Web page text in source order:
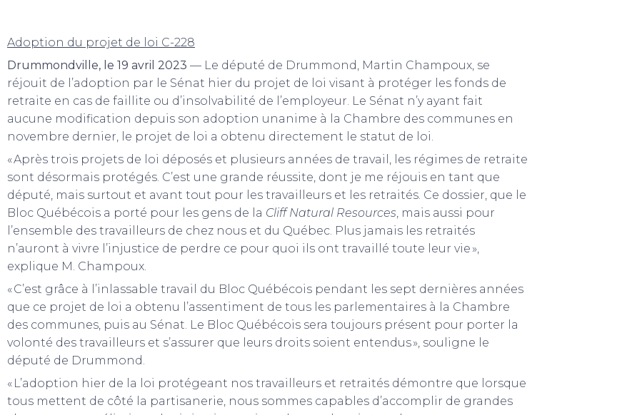
Adoption du projet de loi C-228
Drummondville, le 19 avril 2023 — Le député de Drummond, Martin Champoux, se
réjouit de l’adoption par le Sénat hier du projet de loi visant à protéger les fonds de
retraite en cas de faillite ou d’insolvabilité de l’employeur. Le Sénat n’y ayant fait
aucune modification depuis son adoption unanime à la Chambre des communes en
novembre dernier, le projet de loi a obtenu directement le statut de loi.
« Après trois projets de loi déposés et plusieurs années de travail, les régimes de retraite
sont désormais protégés. C’est une grande réussite, dont je me réjouis en tant que
député, mais surtout et avant tout pour les travailleurs et les retraités. Ce dossier, que le
Bloc Québécois a porté pour les gens de la Cliff Natural Resources , mais aussi pour
l’ensemble des travailleurs de chez nous et du Québec. Plus jamais les retraités
n’auront à vivre l’injustice de perdre ce pour quoi ils ont travaillé toute leur vie »,
explique M. Champoux.
« C’est grâce à l’inlassable travail du Bloc Québécois pendant les sept dernières années
que ce projet de loi a obtenu l’assentiment de tous les parlementaires à la Chambre
des communes, puis au Sénat. Le Bloc Québécois sera toujours présent pour porter la
volonté des travailleurs et s’assurer que leurs droits soient entendus », souligne le
député de Drummond.
« L’adoption hier de la loi protégeant nos travailleurs et retraités démontre que lorsque
tous mettent de côté la partisanerie, nous sommes capables d’accomplir de grandes